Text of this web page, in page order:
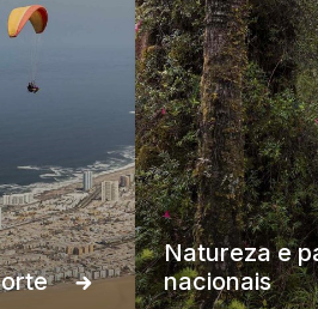
Natureza e
nacionais